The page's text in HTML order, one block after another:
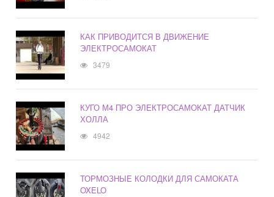
КАК ПРИВОДИТСЯ В ДВИЖЕНИЕ
ЭЛЕКТРОСАМОКАТ
3479
КУГО М4 ПРО ЭЛЕКТРОСАМОКАТ ДАТЧИК
ХОЛЛА
4942
ТОРМОЗНЫЕ КОЛОДКИ ДЛЯ САМОКАТА
OXELO